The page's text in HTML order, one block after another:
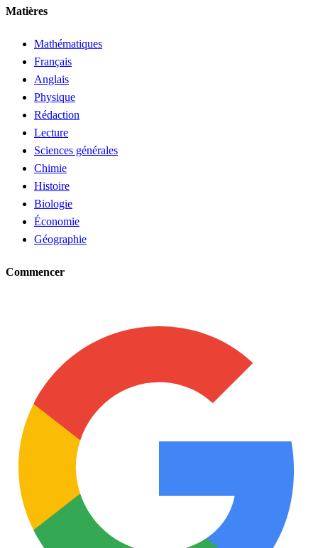
Matières
Mathématiques
Français
Anglais
Physique
Rédaction
Lecture
Sciences générales
Chimie
Histoire
Biologie
Économie
Géographie
Commencer